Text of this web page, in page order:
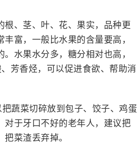
、茎、叶、花、果实，品种更
富，一般比水果的含量要高，
水果水分多，糖分相对也高，
芳香烃，可以促进食欲、帮助消
蔬菜切碎放到包子、饺子、鸡蛋
于牙口不好的老年人，建议把
菜渣丢弃掉。